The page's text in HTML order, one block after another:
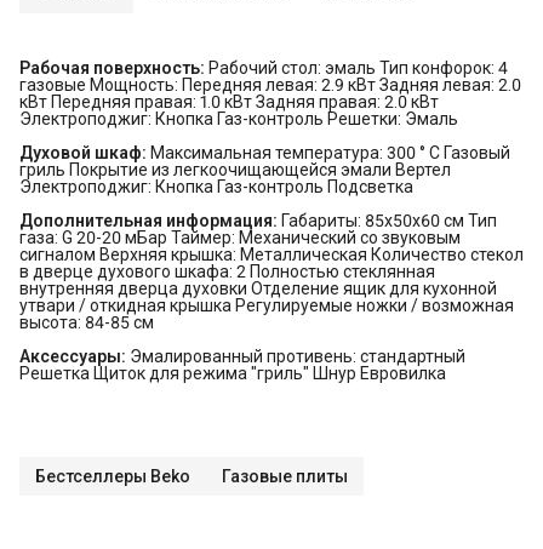
Рабочая поверхность: Рабочий стол: эмаль Тип конфорок: 4
газовые Мощность: Передняя левая: 2.9 кВт Задняя левая: 2.0
кВт Передняя правая: 1.0 кВт Задняя правая: 2.0 кВт
Электроподжиг: Кнопка Газ-контроль Решетки: Эмаль
Духовой шкаф: Максимальная температура: 300 ° С Газовый
гриль Покрытие из легкоочищающейся эмали Вертел
Электроподжиг: Кнопка Газ-контроль Подсветка
Дополнительная информация: Габариты: 85x50x60 см Тип
газа: G 20-20 мБар Таймер: Механический со звуковым
сигналом Верхняя крышка: Металлическая Количество стекол
в дверце духового шкафа: 2 Полностью стеклянная
внутренняя дверца духовки Отделение ящик для кухонной
утвари / откидная крышка Регулируемые ножки / возможная
высота: 84-85 см
Аксессуары: Эмалированный противень: стандартный
Решетка Щиток для режима "гриль" Шнур Евровилка
Бестселлеры Beko Газовые плиты